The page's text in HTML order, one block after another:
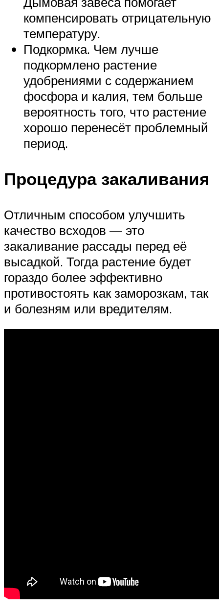
компенсировать отрицательную
температуру.
Подкормка. Чем лучше
подкормлено растение
удобрениями с содержанием
фосфора и калия, тем больше
вероятность того, что растение
хорошо перенесёт проблемный
период.
Процедура закаливания
Отличным способом улучшить
качество всходов — это
закаливание рассады перед её
высадкой. Тогда растение будет
гораздо более эффективно
противостоять как заморозкам, так
и болезням или вредителям.